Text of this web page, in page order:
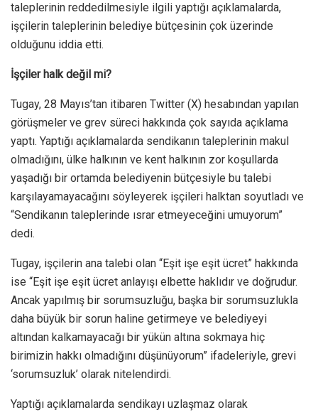
taleplerinin reddedilmesiyle ilgili yaptığı açıklamalarda,
işçilerin taleplerinin belediye bütçesinin çok üzerinde
olduğunu iddia etti.
İşçiler halk değil mi?
Tugay, 28 Mayıs’tan itibaren Twitter (X) hesabından yapılan
görüşmeler ve grev süreci hakkında çok sayıda açıklama
yaptı. Yaptığı açıklamalarda sendikanın taleplerinin makul
olmadığını, ülke halkının ve kent halkının zor koşullarda
yaşadığı bir ortamda belediyenin bütçesiyle bu talebi
karşılayamayacağını söyleyerek işçileri halktan soyutladı ve
“Sendikanın taleplerinde ısrar etmeyeceğini umuyorum”
dedi.
Tugay, işçilerin ana talebi olan “Eşit işe eşit ücret” hakkında
ise “Eşit işe eşit ücret anlayışı elbette haklıdır ve doğrudur.
Ancak yapılmış bir sorumsuzluğu, başka bir sorumsuzlukla
daha büyük bir sorun haline getirmeye ve belediyeyi
altından kalkamayacağı bir yükün altına sokmaya hiç
birimizin hakkı olmadığını düşünüyorum” ifadeleriyle, grevi
‘sorumsuzluk’ olarak nitelendirdi.
Yaptığı açıklamalarda sendikayı uzlaşmaz olarak